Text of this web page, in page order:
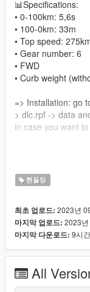
📊Specifications:
• 0-100km: 5,6s
• 100-0km: 33m
• Top speed:
• Gear number: 6
• FWD
• Curb weight
=> Installation: go
> dlc.rpf -> data
in case you want
🚘Car mod:
➡️ Manual
➡️ First person view
mods.com/scripts/
핸들링
최초 업로드: 2023년
마지막 업로드: 2023
마지막 다운로드: 9시
All